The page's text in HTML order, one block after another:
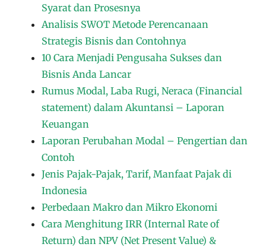
Syarat dan Prosesnya
Analisis SWOT Metode Perencanaan
Strategis Bisnis dan Contohnya
10 Cara Menjadi Pengusaha Sukses dan
Bisnis Anda Lancar
Rumus Modal, Laba Rugi, Neraca (Financial
statement) dalam Akuntansi – Laporan
Keuangan
Laporan Perubahan Modal – Pengertian dan
Contoh
Jenis Pajak-Pajak, Tarif, Manfaat Pajak di
Indonesia
Perbedaan Makro dan Mikro Ekonomi
Cara Menghitung IRR (Internal Rate of
Return) dan NPV (Net Present Value) &